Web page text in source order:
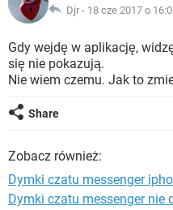
WINDOWS 10
INSTAGRAM
WINDOWS 10
GRY
INSTAGRAM
COVID-19
GRY
SPOTIFY
INSTAGRAM
Djr - 18 cze 2017 o
Gdy wejdę w aplikację,
się nie pokazują.
Nie wiem czemu. Jak to
Share
Zobacz również:
Dymki czatu messenger
Dymki czatu messenger nie